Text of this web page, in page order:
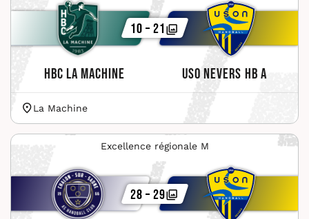
HBC La Machine USO Nevers HB A
10 – 21
La Machine
Excellence régionale M
28 – 29